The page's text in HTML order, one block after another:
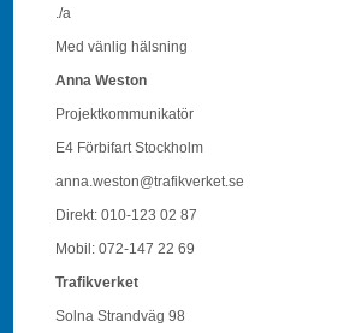
./a
Med vänlig hälsning
Anna Weston
Projektkommunikatör
E4 Förbifart Stockholm
anna.weston@trafikverket.se
Direkt: 010-123 02 87
Mobil: 072-147 22 69
Trafikverket
Solna Strandväg 98